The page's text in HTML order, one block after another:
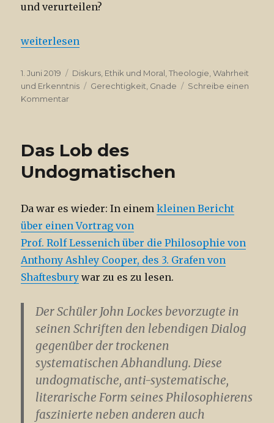
und verurteilen?
„Gerechtigkeit, Gott und das Glück“
weiterlesen
Veröffentlicht
am
1. Juni 2019 Kategorien
Diskurs, Ethik und Moral,Theologie,Wahrheit
und Erkenntnis
Schlagwörter
Gerechtigkeit, Gnade
Schreibe einen
Kommentarzu
das
Das Lob des
Undogmatischen
Da war es wieder: In einemkleinen Bericht
über einen Vortrag von
Prof. Rolf Lessenich über die Philosophie von
Anthony Ashley Cooper, des 3. Grafen von
Shaftesbury war zu es zu lesen.
Der Schüler John Lockes bevorzugte in
seinen Schriften den lebendigen Dialog
gegenüber der trockenen
systematischen Abhandlung. Diese
undogmatische, anti-systematische,
literarische Form seines Philosophierens
faszinierte neben anderen auch